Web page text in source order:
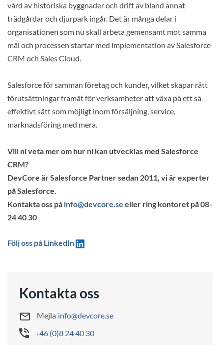
vård av historiska byggnader och drift av bland annat
trädgårdar och djurpark ingår. Det är många delar i
organisationen som nu skall arbeta gemensamt mot samma
mål och processen startar med implementation av Salesforce
CRM och Sales Cloud.
Salesforce för samman företag och kunder, vilket skapar rätt
förutsättningar framåt för verksamheter att växa på ett så
effektivt sätt som möjligt inom försäljning, service,
marknadsföring med mera.
Vill ni veta mer om hur ni kan utvecklas med Salesforce
CRM?
DevCore är Salesforce Partner sedan 2011, vi är experter
på Salesforce.
Kontakta oss på info@devcore.se eller ring kontoret på 08-
24 40 30
Följ oss på LinkedIn
Kontakta oss
Mejla info@devcore.se
+46 (0)8 24 40 30